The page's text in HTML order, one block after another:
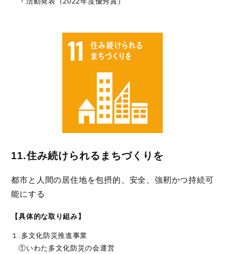
11.住み続けられるまちづくりを
都市と人間の居住地を包摂的、安全、強靭かつ持続可
能にする
【具体的な取り組み】
１.多文化防災推進事業
①いわた多文化防災の会運営